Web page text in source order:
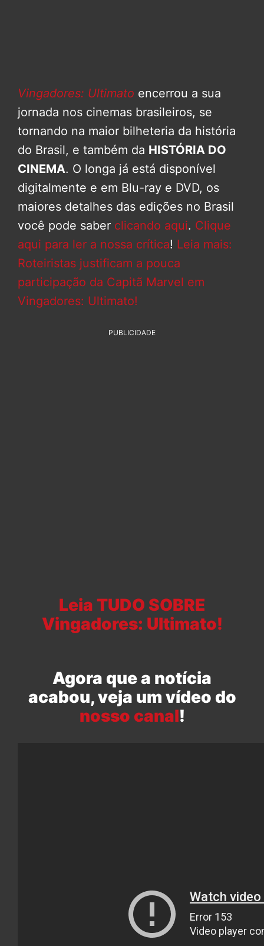
Vingadores: Ultimato encerrou a sua
jornada nos cinemas brasileiros, se
tornando na maior bilheteria da história
do Brasil, e também da HISTÓRIA DO
CINEMA. O longa já está disponível
digitalmente e em Blu-ray e DVD, os
maiores detalhes das edições no Brasil
você pode saber clicando aqui. Clique
aqui para ler a nossa crítica! Leia mais:
Roteiristas justificam a pouca
participação da Capitã Marvel em
Vingadores: Ultimato!
PUBLICIDADE
Leia TUDO SOBRE
Vingadores: Ultimato!
Agora que a notícia
acabou, veja um vídeo do
nosso canal!